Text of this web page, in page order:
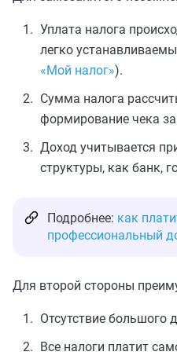
Уплата налога
легко
«Мой налог»).
Сумма налога
формирование чека
Доход учитывается
структуры, как банк,
Подробнее: как
профессиональный
Для второй стороны
Отсутствие большого
Все налоги платит